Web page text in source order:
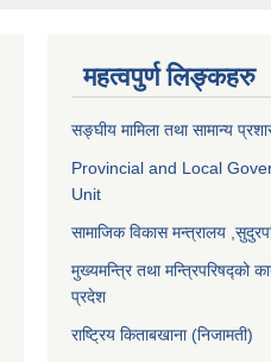
महत्वपुर्ण लिङ्कहरु
सङ्‍घीय मामिला तथा सामान्य
Provincial and Local
Unit
सामाजिक विकास मन्त्रालय
मुख्यमन्त्रि तथा मन्त्रिपरिषद्को
प्रदेश
राष्ट्रिय किताबखाना (निजामती)